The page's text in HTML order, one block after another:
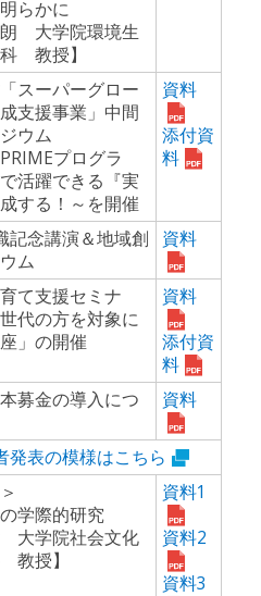
らかに
大学院環境生
教授】
スーパーグロー
支援事業」中間
ウム
プログラ
活躍できる『実
する！～を開催
資料
添付資
料
記念講演＆地域創
ム
資料
て支援セミナ
代の方を対象に
」の開催
資料
添付資
料
募金の導入につ
資料
発表の模様はこちら
学際的研究
大学院社会文化
教授】
資料1
資料2
資料3